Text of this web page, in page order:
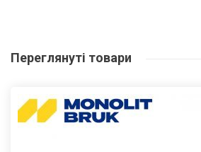
Переглянуті товари